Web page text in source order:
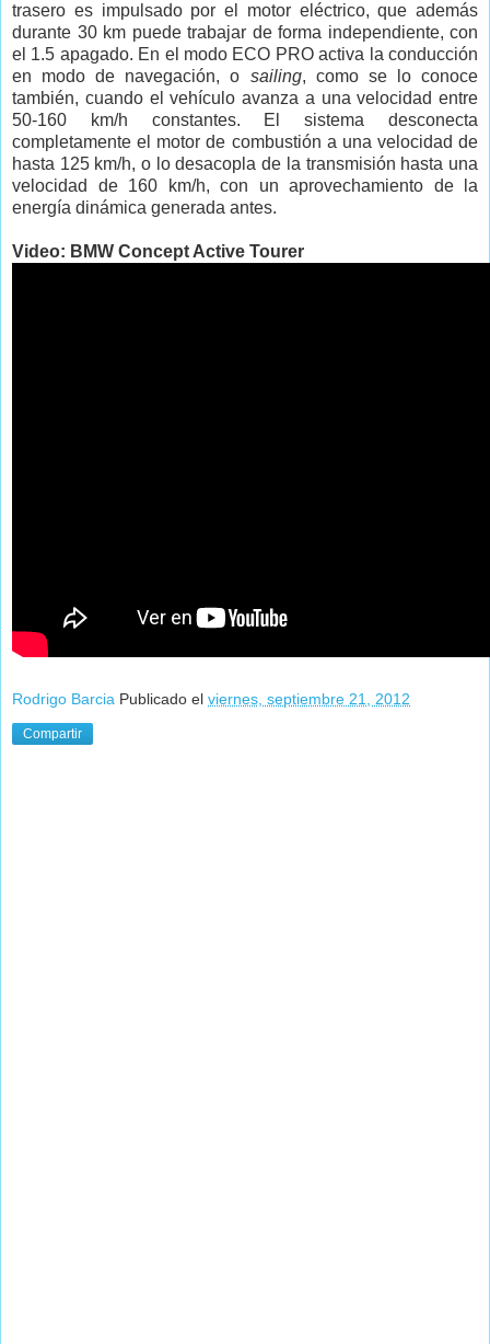
trasero es impulsado por el motor eléctrico, que además
durante 30 km puede trabajar de forma independiente, con
el 1.5 apagado. En el modo ECO PRO activa la conducción
en modo de navegación, o sailing, como se lo conoce
también, cuando el vehículo avanza a una velocidad entre
50-160 km/h constantes. El sistema desconecta
completamente el motor de combustión a una velocidad de
hasta 125 km/h, o lo desacopla de la transmisión hasta una
velocidad de 160 km/h, con un aprovechamiento de la
energía dinámica generada antes.
Video: BMW Concept Active Tourer
Rodrigo Barcia Publicado el viernes, septiembre 21, 2012
Compartir